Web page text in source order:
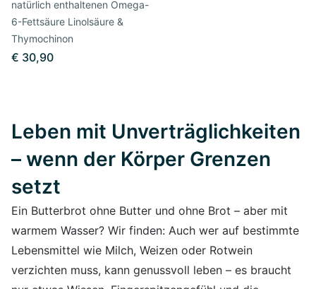
natürlich enthaltenen Omega-
6-Fettsäure Linolsäure &
Thymochinon
€ 30,90
Leben mit Unverträglichkeiten
– wenn der Körper Grenzen
setzt
Ein Butterbrot ohne Butter und ohne Brot – aber mit
warmem Wasser? Wir finden: Auch wer auf bestimmte
Lebensmittel wie Milch, Weizen oder Rotwein
verzichten muss, kann genussvoll leben – es braucht